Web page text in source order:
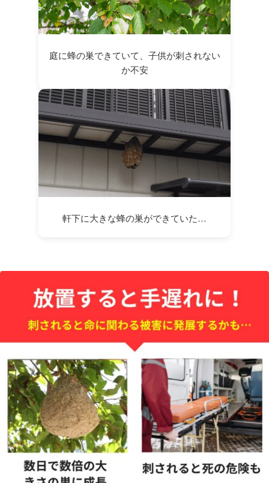
庭に蜂の巣できていて、子供が刺されない
か不安
軒下に大きな蜂の巣ができていた…